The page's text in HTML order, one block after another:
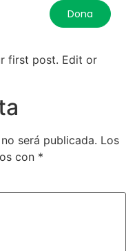
Dona
first post. Edit or
será publicada. Los
con *